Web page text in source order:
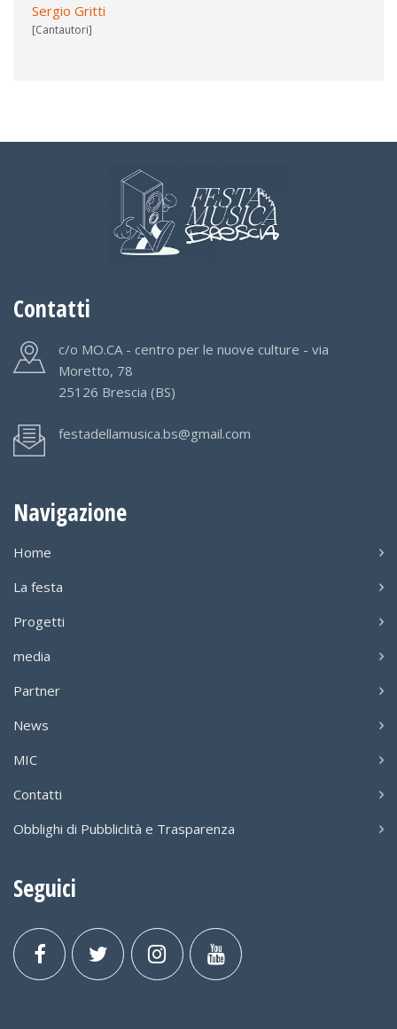
Sergio Gritti
[Cantautori]
Contatti
c/o MO.CA - centro per le nuove culture - via
Moretto, 78
25126 Brescia (BS)
festadellamusica.bs@gmail.com
Navigazione
Home
La festa
Progetti
media
Partner
News
MIC
Contatti
Obblighi di Pubbliclità e Trasparenza
Seguici